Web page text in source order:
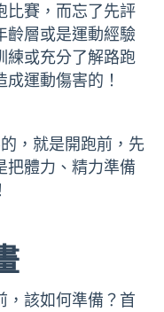
比賽，而忘了先評
齡層或是運動經驗
練或充分了解路跑
運動傷害的！
，就是開跑前，先
把體力、精力準備
，該如何準備？首